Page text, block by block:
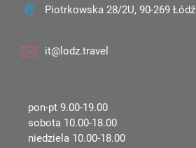
Piotrkowska 28/2U, 90-269 Łódź
it@lodz.travel
pon-pt 9.00-19.00
sobota 10.00-18.00
niedziela 10.00-18.00